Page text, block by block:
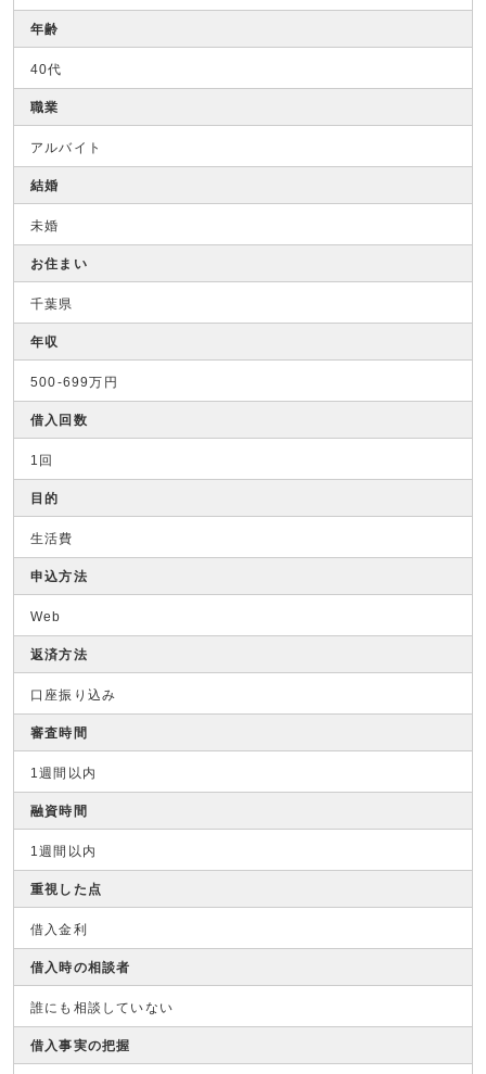
年齢
40代
職業
アルバイト
結婚
未婚
お住まい
千葉県
年収
500-699万円
借入回数
1回
目的
生活費
申込方法
Web
返済方法
口座振り込み
審査時間
1週間以内
融資時間
1週間以内
重視した点
借入金利
借入時の相談者
誰にも相談していない
借入事実の把握